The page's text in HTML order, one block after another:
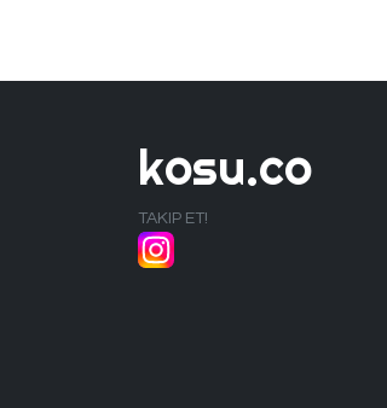
kosu.co
TAKIP ET!